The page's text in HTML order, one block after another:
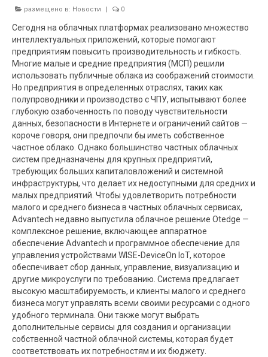
размещено в: Новости | 0
Сегодня на облачных платформах реализовано множество
интеллектуальных приложений, которые помогают
предприятиям повысить производительность и гибкость.
Многие малые и средние предприятия (МСП) решили
использовать публичные облака из соображений стоимости.
Но предприятия в определенных отраслях, таких как
полупроводники и производство с ЧПУ, испытывают более
глубокую озабоченность по поводу чувствительности
данных, безопасности в Интернете и ограничений сайтов —
короче говоря, они предпочли бы иметь собственное
частное облако. Однако большинство частных облачных
систем предназначены для крупных предприятий,
требующих больших капиталовложений и системной
инфраструктуры, что делает их недоступными для средних и
малых предприятий. Чтобы удовлетворить потребности
малого и среднего бизнеса в частных облачных сервисах,
Advantech недавно выпустила облачное решение Otedge —
комплексное решение, включающее аппаратное
обеспечение Advantech и программное обеспечение для
управления устройствами WISE-DeviceOn IoT, которое
обеспечивает сбор данных, управление, визуализацию и
другие микроуслуги по требованию. Система предлагает
высокую масштабируемость, и клиенты малого и среднего
бизнеса могут управлять всеми своими ресурсами с одного
удобного терминала. Они также могут выбрать
дополнительные сервисы для создания и организации
собственной частной облачной системы, которая будет
соответствовать их потребностям и их бюджету.